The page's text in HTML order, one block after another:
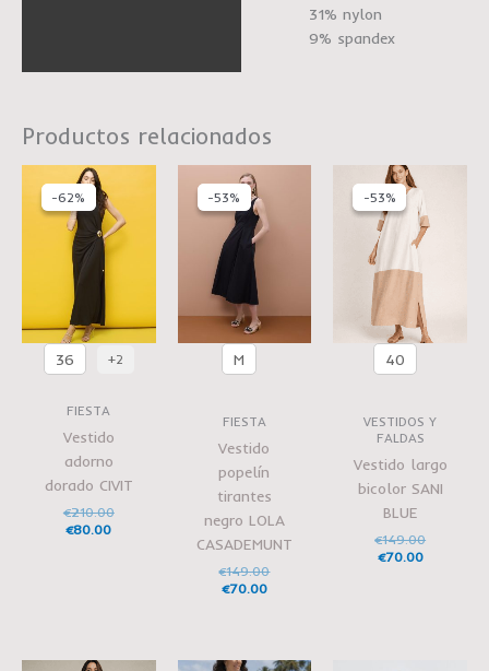
31% nylon
9% spandex
Productos relacionados
-62%
-62%
36 +2
FIESTA
Vestido
adorno
dorado CIVIT
€210.00
original
era:
€80.00
actual
es:
-53%
-53%
M
FIESTA
Vestido
popelín
tirantes
negro LOLA
CASADEMUNT
€149.00
€70.00
es:
-53%
-53%
40
VESTIDOS Y
FALDAS
Vestido largo
bicolor SANI
BLUE
€149.00
era:
€70.00
actual
es:
€70.00.
El
El